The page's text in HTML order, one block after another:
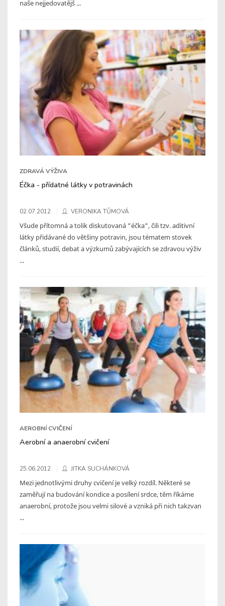
naše nejjedovatějš ...
ZDRAVÁ VÝŽIVA
Éčka - přídatné látky v potravinách
02.07.2012 VERONIKA TŮMOVÁ
Všude přítomná a tolik diskutovaná “éčka“, čili tzv. aditivní
látky přidávané do většiny potravin, jsou tématem stovek
článků, studií, debat a výzkumů zabývajících se zdravou výživ
...
AEROBNÍ CVIČENÍ
Aerobní a anaerobní cvičení
25.06.2012 JITKA SUCHÁNKOVÁ
Mezi jednotlivými druhy cvičení je velký rozdíl. Některé se
zaměřují na budování kondice a posílení srdce, těm říkáme
anaerobní, protože jsou velmi silové a vzniká při nich takzvan
...